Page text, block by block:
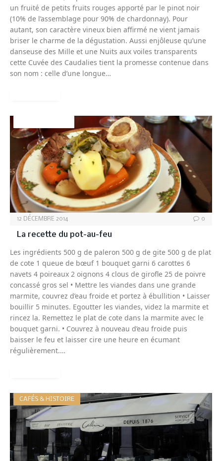
un fruité de petits fruits rouges apporté par le pinot noir
(10% de l’assemblage pour 90% de chardonnay). Pour
autant, son caractère vineux bien affirmé ne vient jamais
briser le charme de la dégustation. Aussi enjôleuse qu’une
danseuse des Mille et une Nuits aux voiles transparents
cette Cuvée des Caudalies tient la promesse contenue dans
son nom : celle d’une longue…
12 DÉCEMBRE 2014 0
La recette du pot-au-feu
Les ingrédients 500 g de paleron 500 g de gite 500 g de plat
de cote 1 queue de bœuf 1 bouquet garni 6 carottes 6
navets 4 poireaux 2 oignons 4 clous de girofle 25 de poivre
concassé gros sel • Mettre les viandes dans une grande
marmite, couvrez d’eau froide et portez à ébullition • Laisser
bouillir 5 minutes. Egoutter les viandes, videz la marmite et
rincez la. Remettez le plat de cote dans la marmite avec le
bouquet garni. • Couvrez à nouveau d’eau froide puis
baisser le feu et laisser cire une heure en écumant
régulièrement.…
CAFÉS & HISTOIRE